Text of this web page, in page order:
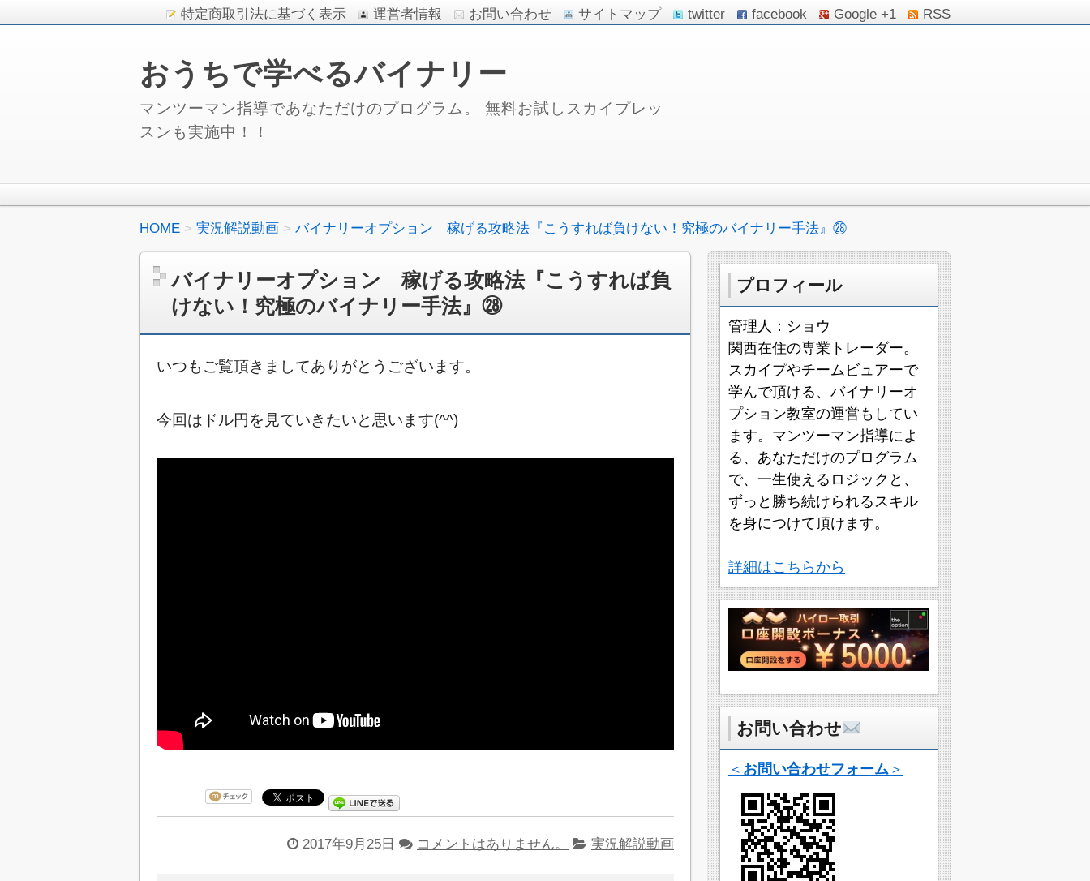
特定商取引法に基づく表示 運営者情報 お問い合わせ サイトマップ twitter facebook Google +1 RSS
おうちで学べるバイナリー
マンツーマン指導であなただけのプログラム。 無料お試しスカイプレッ
スンも実施中！！
HOME 実況解説動画 バイナリーオプション 稼げる攻略法『こうすれば負けない！究極のバイナリー手法』㉘
バイナリーオプション 稼げる攻略法『こうすれば負
けない！究極のバイナリー手法』㉘
いつもご覧頂きましてありがとうございます。
今回はドル円を見ていきたいと思います(^^)
2017年9月25日 コメントはありません。 実況解説動画
プロフィール
管理人：ショウ
関西在住の専業トレーダー。
スカイプやチームビュアーで
学んで頂ける、バイナリーオ
プション教室の運営もしてい
ます。マンツーマン指導によ
る、あなただけのプログラム
で、一生使えるロジックと、
ずっと勝ち続けられるスキル
を身につけて頂けます。
詳細はこちらから
お問い合わせ
＜ お問い合わせフォーム ＞